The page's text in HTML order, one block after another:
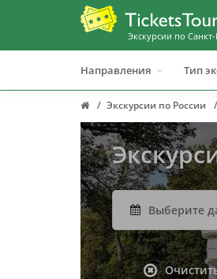
Экскурсии по
Направления Тип
Экскурсии по России